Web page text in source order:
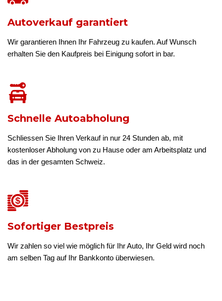
Autoverkauf garantiert
Wir garantieren Ihnen Ihr Fahrzeug zu kaufen. Auf Wunsch
erhalten Sie den Kaufpreis bei Einigung sofort in bar.
Schnelle Autoabholung
Schliessen Sie Ihren Verkauf in nur 24 Stunden ab, mit
kostenloser Abholung von zu Hause oder am Arbeitsplatz und
das in der gesamten Schweiz.
Sofortiger Bestpreis
Wir zahlen so viel wie möglich für Ihr Auto, Ihr Geld wird noch
am selben Tag auf Ihr Bankkonto überwiesen.